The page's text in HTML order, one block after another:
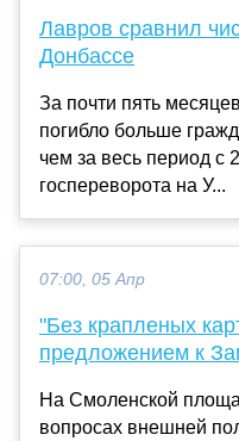
Лавров сравнил
Донбассе
За почти пять
погибло больше
чем за весь период с
госпереворота на У...
07:00, 05 Апр
"Без крапленых
предложением к
На Смоленской
вопросах внешней